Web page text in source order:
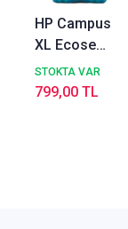
HP Campus
XL Ecose
14"-16"
Notebook
STOKTA VAR
799,00 TL